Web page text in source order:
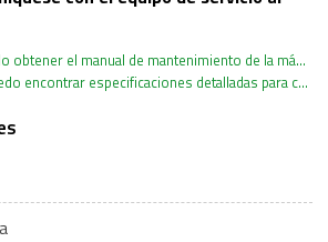
P: ¿Cómo puedo obtener el manual de mantenimiento de la máquina?
P: ¿Dónde puedo encontrar especificaciones detalladas para cada modelo de máquina?